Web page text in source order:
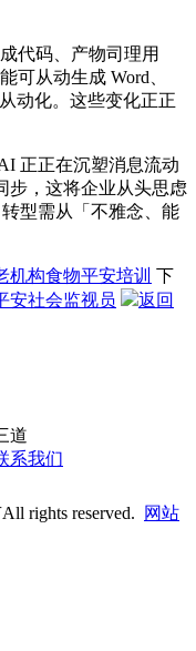
代码、产物司理用
可从动生成 Word、
动化。这些变化正正
正正在沉塑消息流动
步，这将企业从头思虑
型需从「不雅念、能
机构食物平安培训 下
安社会监视员
返回
道
系我们
rights reserved.
网站